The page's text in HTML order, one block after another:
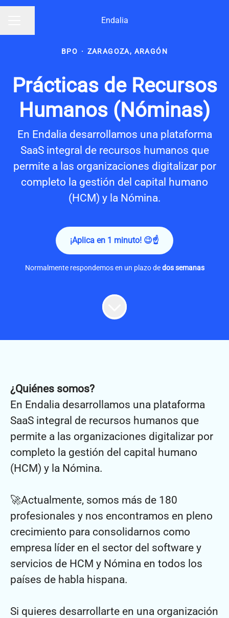
Endalia
BPO · ZARAGOZA, ARAGÓN
Prácticas de Recursos
Humanos (Nóminas)
En Endalia desarrollamos una plataforma
SaaS integral de recursos humanos que
permite a las organizaciones digitalizar por
completo la gestión del capital humano
(HCM) y la Nómina.
¡Aplica en 1 minuto! 😉☝
Normalmente respondemos en un plazo dedos semanas
¿Quiénes somos?
En Endalia desarrollamos una plataforma
SaaS integral de recursos humanos que
permite a las organizaciones digitalizar por
completo la gestión del capital humano
(HCM) y la Nómina.
🚀Actualmente, somos más de 180
profesionales y nos encontramos en pleno
crecimiento para consolidarnos como
empresa líder en el sector del software y
servicios de HCM y Nómina en todos los
países de habla hispana.
Si quieres desarrollarte en una organización